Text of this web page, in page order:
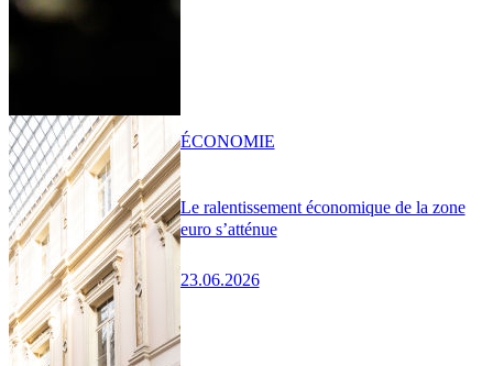
Le ralentissement économique de la zone
euro s’atténue
23.06.2026
ÉCONOMIE